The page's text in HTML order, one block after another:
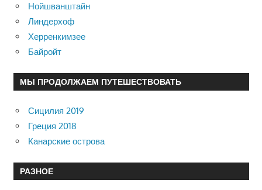
Нойшванштайн
Линдерхоф
Херренкимзее
Байройт
МЫ ПРОДОЛЖАЕМ ПУТЕШЕСТВОВАТЬ
Сицилия 2019
Греция 2018
Канарские острова
РАЗНОЕ